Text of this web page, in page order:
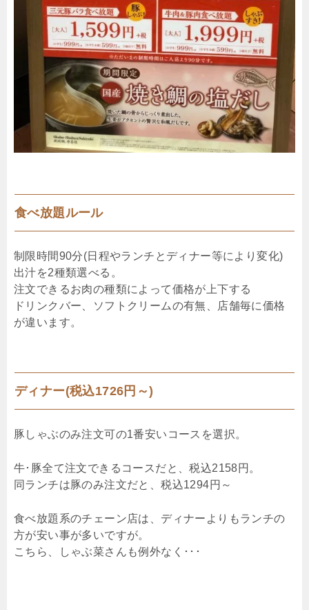
食べ放題ルール
制限時間90分(日程やランチとディナー等により変化)
出汁を2種類選べる。
注文できるお肉の種類によって価格が上下する
ドリンクバー、ソフトクリームの有無、店舗毎に価格
が違います。
ディナー(税込1726円～)
豚しゃぶのみ注文可の1番安いコースを選択。
牛･豚全て注文できるコースだと、税込2158円。
同ランチは豚のみ注文だと、税込1294円～
食べ放題系のチェーン店は、ディナーよりもランチの
方が安い事が多いですが。
こちら、しゃぶ菜さんも例外なく･･･